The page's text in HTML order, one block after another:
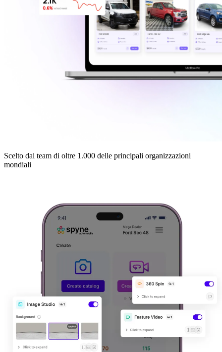
Scelto dai team di oltre 1.000 delle principali organizzazioni
mondiali